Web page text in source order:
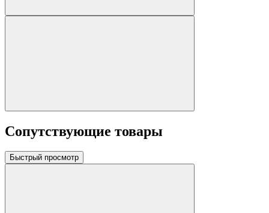
Сопутствующие товары
Быстрый просмотр